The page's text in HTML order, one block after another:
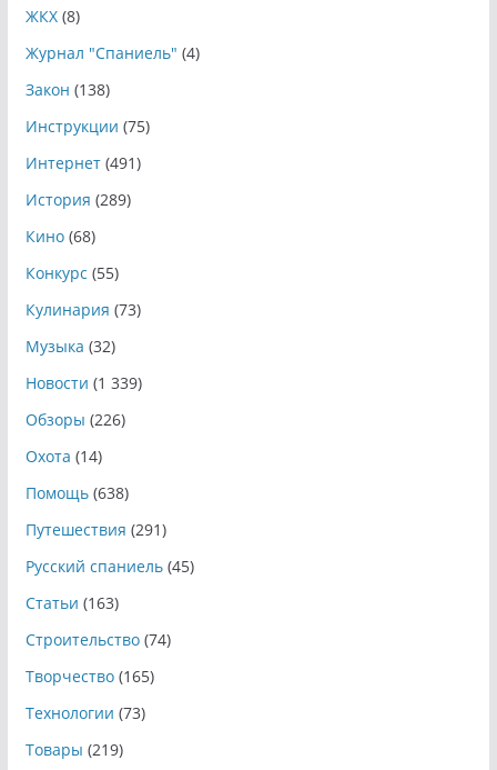
ЖКХ(8)
Журнал "Спаниель" (4)
Закон (138)
Инструкции (75)
Интернет(491)
История (289)
Кино(68)
Конкурс (55)
Кулинария (73)
Музыка (32)
Новости (1 339)
Обзоры (226)
Охота (14)
Помощь(638)
Путешествия (291)
Русский спаниель(45)
Статьи (163)
Строительство(74)
Творчество(165)
Технологии (73)
Товары (219)